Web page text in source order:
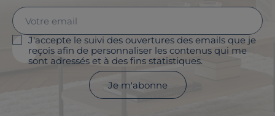
J'accepte le suivi des ouvertures des emails que je
reçois afin de personnaliser les contenus qui me
sont adressés et à des fins statistiques.
Je m'abonne